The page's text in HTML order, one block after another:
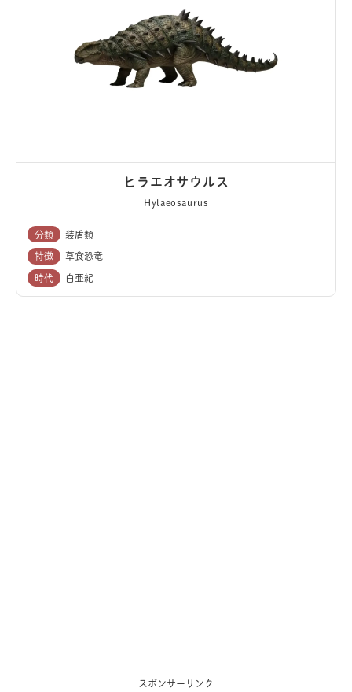
ヒラエオサウルス
Hylaeosaurus
分類 装盾類
特徴 草食恐竜
時代 白亜紀
スポンサーリンク